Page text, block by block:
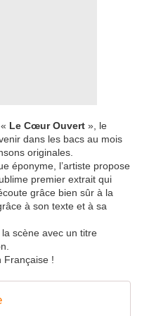
Le Cœur Ouvert », le
dans les bacs au mois
originales.
éponyme, l’artiste propose
premier extrait qui
grâce bien sûr à la
à son texte et à sa
scène avec un titre
Française !